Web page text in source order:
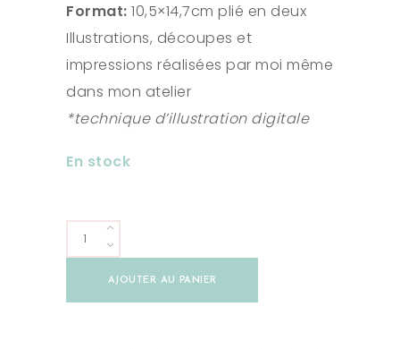
Format:10,5×14,7cm plié en deux
Illustrations, découpes et
impressions réalisées par moi même
dans mon atelier
*technique d’illustration digitale
En stock
Carte
distributeur
vintageAJOUTER AU PANIER